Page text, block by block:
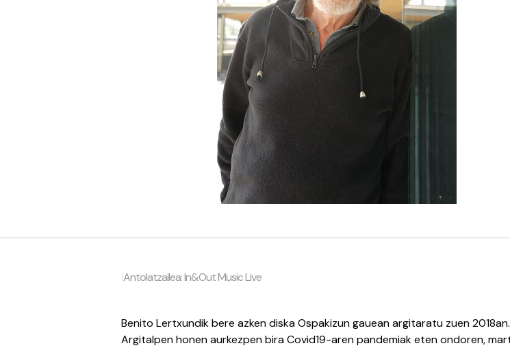
|Antolatzailea: In&Out Music Live
Benito Lertxundik bere azken diska Ospakizun gauean argitaratu zuen 2018an.
Argitalpen honen aurkezpen bira Covid19-aren pandemiak eten ondoren,